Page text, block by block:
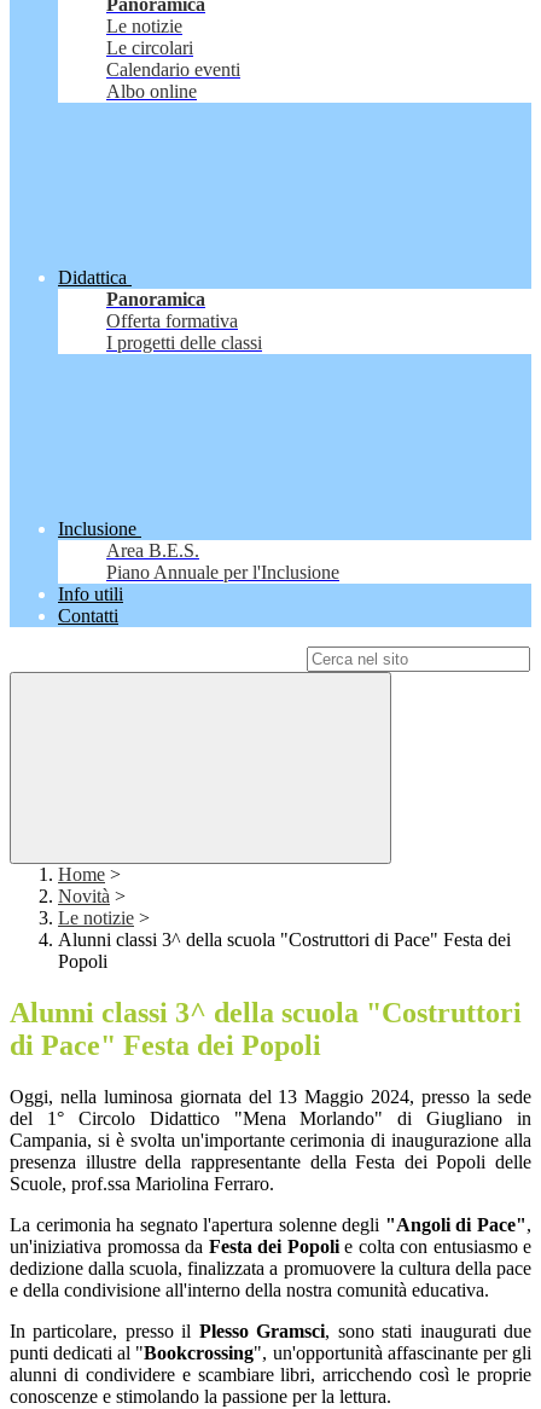
Panoramica
Le notizie
Le circolari
Calendario eventi
Albo online
Didattica
Panoramica
Offerta formativa
I progetti delle classi
Inclusione
Area B.E.S.
Piano Annuale per l'Inclusione
Info utili
Contatti
Home >
Novità >
Le notizie >
Alunni classi 3^ della scuola "Costruttori di Pace" Festa dei
Popoli
Alunni classi 3^ della scuola "Costruttori
di Pace" Festa dei Popoli
Oggi, nella luminosa giornata del 13 Maggio 2024, presso la sede
del 1° Circolo Didattico "Mena Morlando" di Giugliano in
Campania, si è svolta un'importante cerimonia di inaugurazione alla
presenza illustre della rappresentante della Festa dei Popoli delle
Scuole, prof.ssa Mariolina Ferraro.
La cerimonia ha segnato l'apertura solenne degli "Angoli di Pace",
un'iniziativa promossa da Festa dei Popolie colta con entusiasmo e
dedizione dalla scuola, finalizzata a promuovere la cultura della pace
e della condivisione all'interno della nostra comunità educativa.
In particolare, presso il Plesso Gramsci, sono stati inaugurati due
punti dedicati al "Bookcrossing", un'opportunità affascinante per gli
alunni di condividere e scambiare libri, arricchendo così le proprie
conoscenze e stimolando la passione per la lettura.